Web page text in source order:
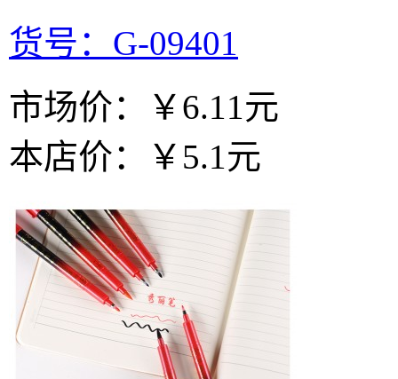
货号：G-09401
市场价：
￥6.11元
本店价：
￥5.1元